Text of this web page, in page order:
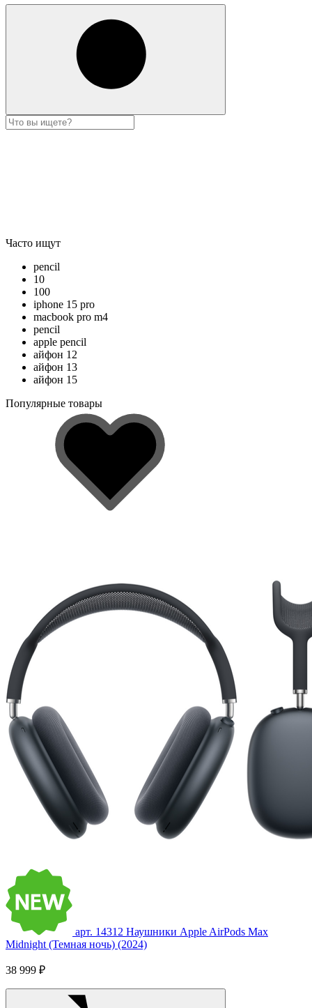
Часто ищут
pencil
10
100
iphone 15 pro
macbook pro m4
pencil
apple pencil
айфон 12
айфон 13
айфон 15
Популярные товары
арт. 14312 Наушники Apple AirPods Max
Midnight (Темная ночь) (2024)
38 999 ₽